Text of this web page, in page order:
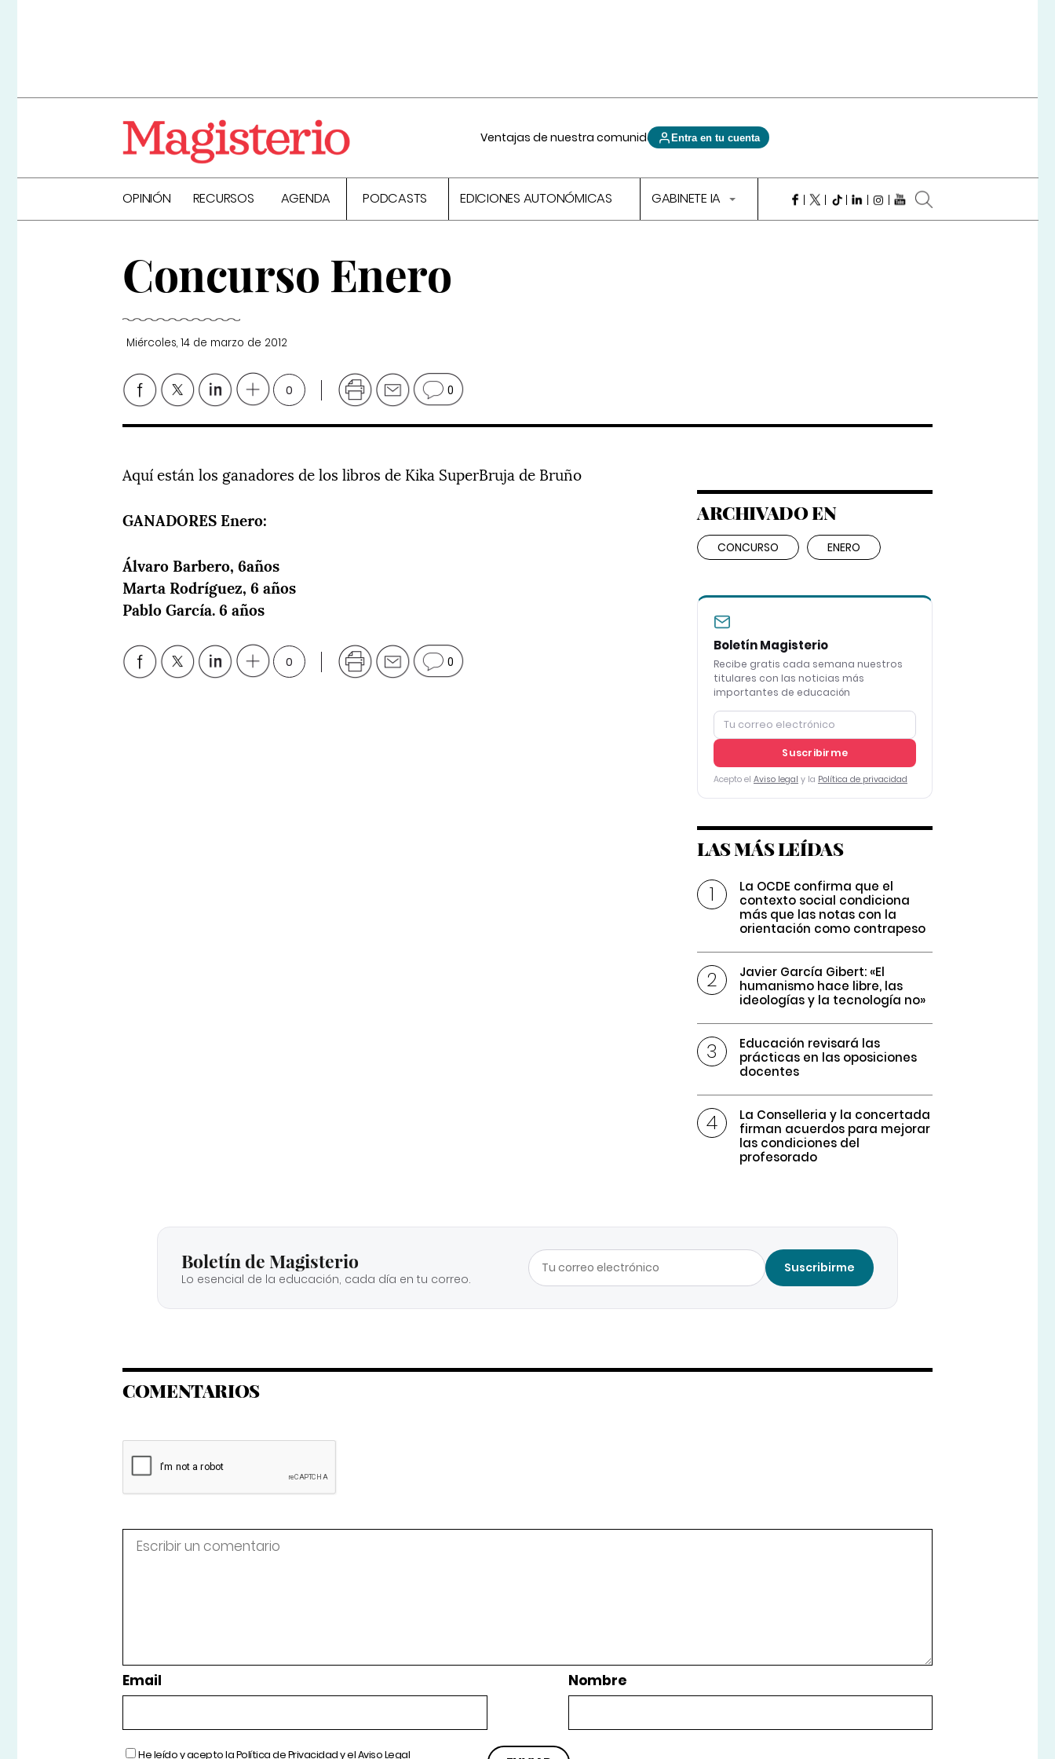
Ventajas de nuestra comunidad Entra en tu cuenta
OPINIÓN RECURSOS AGENDA PODCASTS EDICIONES AUTONÓMICAS GABINETE IA
Concurso Enero
Miércoles, 14 de marzo de 2012
0 0
Aquí están los ganadores de los libros de Kika SuperBruja de Bruño
GANADORES Enero:
Álvaro Barbero, 6años
Marta Rodríguez, 6 años
Pablo García. 6 años
0 0
ARCHIVADO EN
CONCURSO ENERO
Boletín Magisterio
Recibe gratis cada semana nuestros
titulares con las noticias más
importantes de educación
Suscribirme
Acepto el Aviso legal y la Política de privacidad
LAS MÁS LEÍDAS
La OCDE confirma que el
contexto social condiciona
más que las notas con la
orientación como contrapeso
Javier García Gibert: «El
humanismo hace libre, las
ideologías y la tecnología no»
Educación revisará las
prácticas en las oposiciones
docentes
La Conselleria y la concertada
firman acuerdos para mejorar
las condiciones del
profesorado
Boletín de Magisterio
Lo esencial de la educación, cada día en tu correo.
Suscribirme
COMENTARIOS
Email Nombre
He leído y acepto laPolítica de Privacidady elAviso Legal